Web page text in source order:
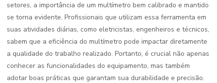
setores, a importância de um multímetro bem calibrado e mantido
se torna evidente. Profissionais que utilizam essa ferramenta em
suas atividades diárias, como eletricistas, engenheiros e técnicos,
sabem que a eficiência do multímetro pode impactar diretamente
a qualidade do trabalho realizado. Portanto, é crucial não apenas
conhecer as funcionalidades do equipamento, mas também
adotar boas práticas que garantam sua durabilidade e precisão.